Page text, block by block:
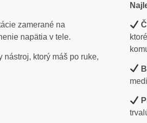
zamerané na
napätia v tele.
nástroj, ktorý máš po ruke,